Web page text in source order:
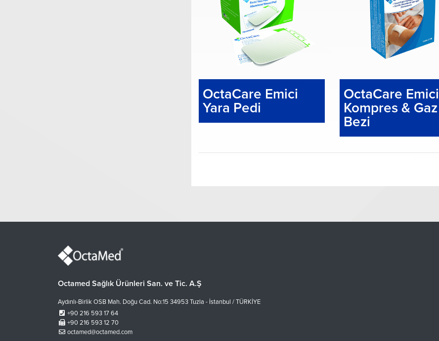
OctaCare Emici
Yara Pedi
OctaCare Emici
Kompres & Gaz
Bezi
Octamed Sağlık Ürünleri San. ve Tic. A.Ş
Aydınlı-Birlik OSB Mah. Doğu Cad. No:15 34953 Tuzla - İstanbul / TÜRKİYE
+90 216 593 17 64
+90 216 593 12 70
octamed@octamed.com